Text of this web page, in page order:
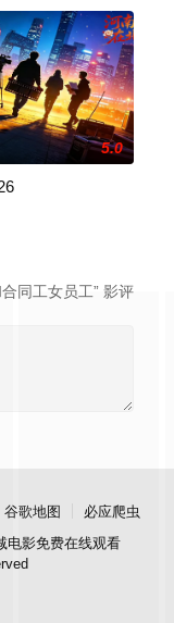
组，借调警员安迪参战
有限公司
5.0
同工女员工” 影评
谷歌地图
必应爬虫
电影免费在线观看